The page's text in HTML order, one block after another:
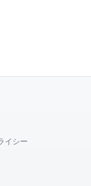
イシー